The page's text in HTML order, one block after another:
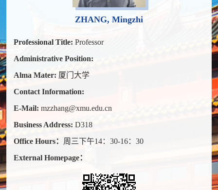
ZHANG, Mingzhi
Professional Title:Professor
Administrative Position:
Alma Mater: 厦门大学
Contact Information:
E-Mail:mzzhang@xmu.edu.cn
Business Address:D318
Office Hours： 周三下午14：30-16：30
External Homepage：